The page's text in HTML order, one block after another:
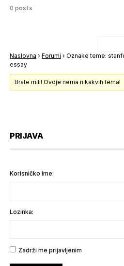
0 posts
Naslovna › Forumi › Oznake teme:
essay
Brate mili! Ovdje nema nikakvih tema!
PRIJAVA
Korisničko ime:
Lozinka:
Zadrži me prijavljenim